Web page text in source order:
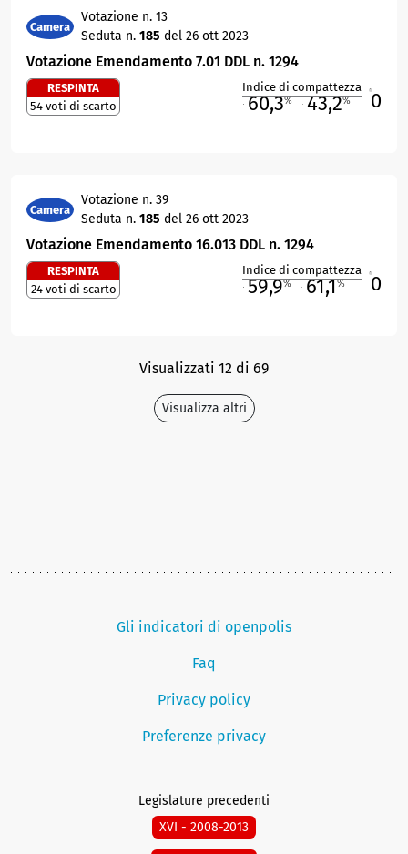
Camera
Votazione n. 13
Seduta n. 185 del 26 ott 2023
Votazione Emendamento 7.01 DDL n. 1294
RESPINTA
54 voti di scarto
Indice di compattezza
60,3% 43,2% 0
Camera
Votazione n. 39
Seduta n. 185 del 26 ott 2023
Votazione Emendamento 16.013 DDL n. 1294
RESPINTA
24 voti di scarto
Indice di compattezza
59,9% 61,1% 0
Visualizzati 12 di 69
Visualizza altri
Gli indicatori di openpolis
Faq
Privacy policy
Preferenze privacy
Legislature precedenti
XVI - 2008-2013